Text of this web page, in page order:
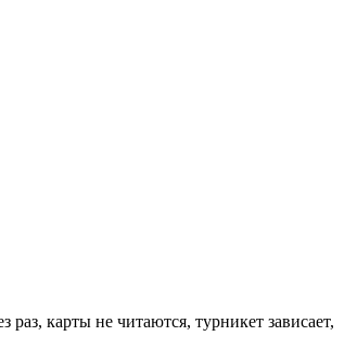
карты не читаются, турникет зависает,